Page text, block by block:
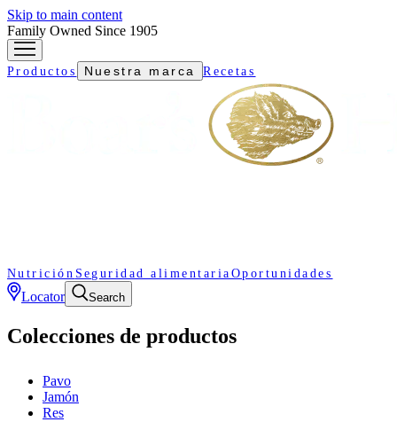
Skip to main content
Family Owned Since 1905
Productos Nuestra marca Recetas
Nutrición Seguridad alimentaria Oportunidades
Locator Search
Colecciones de productos
Pavo
Jamón
Res